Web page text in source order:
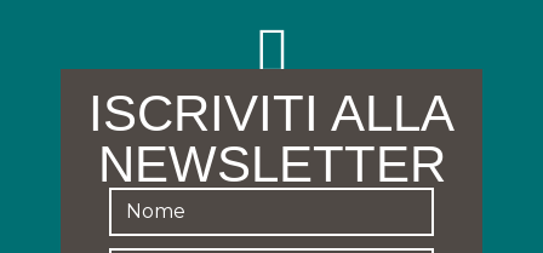
ISCRIVITI ALLA
NEWSLETTER